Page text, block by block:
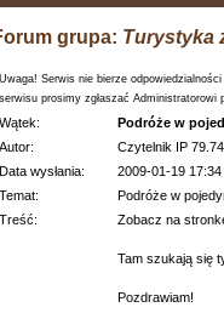
grupa: Turystyka
Uwaga! Serwis nie bierze
serwisu prosimy zgłaszać Administratorowi
Wątek:
Podróże w
Autor:
Czytelnik IP
Data wysłania:
2009-01-19 17:34
Temat:
Podróże w
Treść:
Zobacz na
Tam szukają się
Pozdrawiam!